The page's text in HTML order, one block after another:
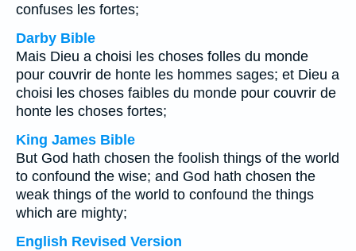
confuses les fortes;
Darby Bible
Mais Dieu a choisi les choses folles du monde
pour couvrir de honte les hommes sages; et Dieu a
choisi les choses faibles du monde pour couvrir de
honte les choses fortes;
King James Bible
But God hath chosen the foolish things of the world
to confound the wise; and God hath chosen the
weak things of the world to confound the things
which are mighty;
English Revised Version